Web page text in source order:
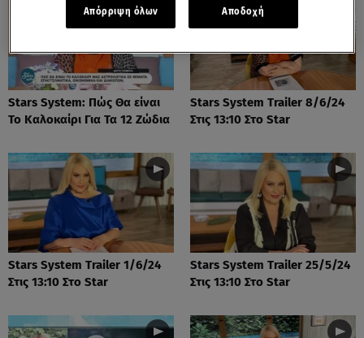
Stars System: Πώς Θα είναι
Το Καλοκαίρι Για Τα 12 Ζώδια
Stars System Trailer 8/6/24
Στις 13:10 Στο Star
Stars System Trailer 1/6/24
Στις 13:10 Στο Star
Stars System Trailer 25/5/24
Στις 13:10 Στο Star
Απόρριψη όλων Αποδοχή